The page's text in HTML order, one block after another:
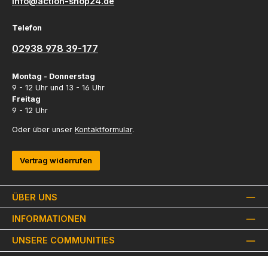
ÜBER UNS
INFORMATIONEN
Telefon
02938 978 39-177
Montag - Donnerstag
9 - 12 Uhr und 13 - 16 Uhr
Freitag
9 - 12 Uhr
Oder über unser Kontaktformular.
Vertrag widerrufen
UNSERE COMMUNITIES